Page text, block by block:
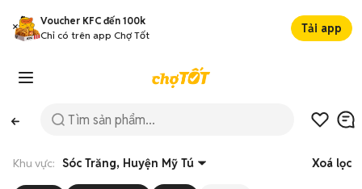
Voucher KFC đến 100k
Chỉ có trên app Chợ Tốt
Tải app
Khu vực: Sóc Trăng, Huyện Mỹ Tú Xoá lọc